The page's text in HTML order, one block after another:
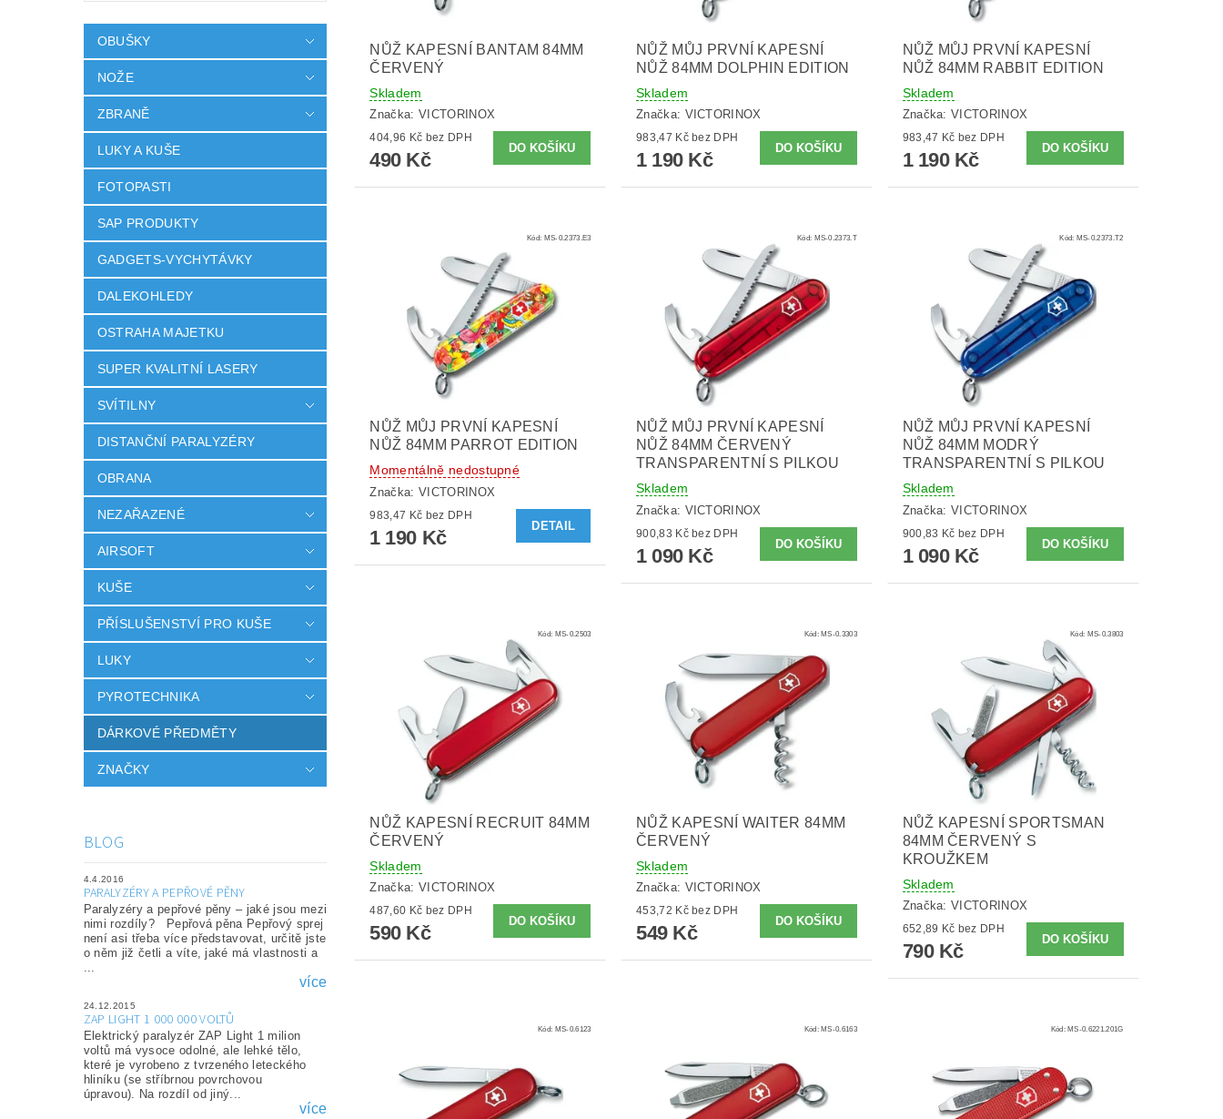
OBUŠKY
NOŽE
ZBRANĚ
LUKY A KUŠE
FOTOPASTI
SAP PRODUKTY
GADGETS-VYCHYTÁVKY
DALEKOHLEDY
OSTRAHA MAJETKU
SUPER KVALITNÍ LASERY
SVÍTILNY
DISTANČNÍ PARALYZÉRY
OBRANA
NEZAŘAZENÉ
AIRSOFT
KUŠE
PŘÍSLUŠENSTVÍ PRO KUŠE
LUKY
PYROTECHNIKA
DÁRKOVÉ PŘEDMĚTY
ZNAČKY
BLOG
4.4.2016
PARALYZÉRY A PEPŘOVÉ PĚNY
Paralyzéry a pepřové pěny – jaké jsou mezi
nimi rozdíly? Pepřová pěna Pepřový sprej
není asi třeba více představovat, určitě jste
o něm již četli a víte, jaké má vlastnosti a
...
více
24.12.2015
ZAP LIGHT 1 000 000 VOLTŮ
Elektrický paralyzér ZAP Light 1 milion
voltů má vysoce odolné, ale lehké tělo,
které je vyrobeno z tvrzeného leteckého
hliníku (se stříbrnou povrchovou
úpravou). Na rozdíl od jiný...
více
NŮŽ KAPESNÍ BANTAM 84MM
ČERVENÝ
Skladem
Značka: VICTORINOX
404,96 Kč bez DPH
490 Kč
NŮŽ MŮJ PRVNÍ KAPESNÍ
NŮŽ 84MM DOLPHIN EDITION
Skladem
Značka: VICTORINOX
983,47 Kč bez DPH
1 190 Kč
NŮŽ MŮJ PRVNÍ KAPESNÍ
NŮŽ 84MM RABBIT EDITION
Skladem
Značka:VICTORINOX
983,47 Kč bez DPH
1 190 Kč
Kód: MS-0.2373.E3
NŮŽ MŮJ PRVNÍ KAPESNÍ
NŮŽ 84MM PARROT EDITION
Momentálně nedostupné
Značka: VICTORINOX
983,47 Kč bez DPH
1 190 Kč
DETAIL
Kód: MS-0.2373.T
NŮŽ MŮJ PRVNÍ KAPESNÍ
NŮŽ 84MM ČERVENÝ
TRANSPARENTNÍ S PILKOU
Skladem
Značka: VICTORINOX
900,83 Kč bez DPH
1 090 Kč
Kód: MS-0.2373.T2
NŮŽ MŮJ PRVNÍ KAPESNÍ
NŮŽ 84MM MODRÝ
TRANSPARENTNÍ S PILKOU
Skladem
Značka:VICTORINOX
900,83 Kč bez DPH
1 090 Kč
Kód: MS-0.2503
NŮŽ KAPESNÍ RECRUIT 84MM
ČERVENÝ
Skladem
Značka: VICTORINOX
487,60 Kč bez DPH
590 Kč
Kód:MS-0.3303
NŮŽ KAPESNÍ WAITER 84MM
ČERVENÝ
Skladem
Značka: VICTORINOX
453,72 Kč bez DPH
549 Kč
Kód: MS-0.3803
NŮŽ KAPESNÍ SPORTSMAN
84MM ČERVENÝ S
KROUŽKEM
Skladem
Značka:VICTORINOX
652,89 Kč bez DPH
790 Kč
Kód: MS-0.6123 Kód:MS-0.6163 Kód:MS-0.6221.201G